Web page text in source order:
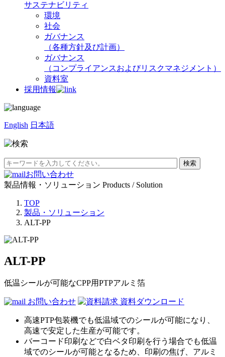
サステナビリティ
環境
社会
ガバナンス
（各種方針及び計画）
ガバナンス
（コンプライアンスおよびリスクマネジメント）
資料室
採用情報
English 日本語
お問い合わせ
製品情報・ソリューション Products / Solution
TOP
製品・ソリューション
ALT-PP
ALT-PP
低温シールが可能なCPP用PTPアルミ箔
お問い合わせ 資料ダウンロード
高速PTP包装機でも低温域でのシールが可能になり、
高速で安定した生産が可能です。
バーコード印刷などで白ベタ印刷を行う場合でも低温
域でのシールが可能となるため、印刷の焦げ、アルミ